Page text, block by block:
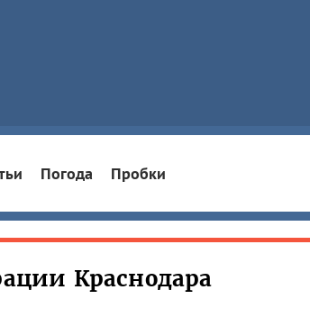
Погода Пробки
Краснодара